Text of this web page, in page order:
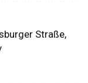
Straße,